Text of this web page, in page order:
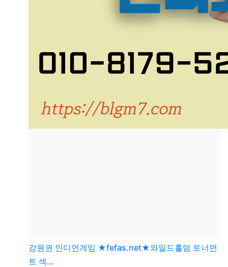
강원권 인디언게임 ★fefas.net★와일드홀덤 토너먼
트 섹­…